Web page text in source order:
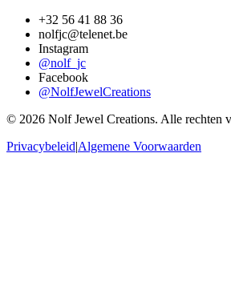
+32 56 41 88 36
nolfjc@telenet.be
Instagram
@nolf_jc
Facebook
@NolfJewelCreations
© 2026 Nolf Jewel Creations. Alle rechten
Privacybeleid|Algemene Voorwaarden